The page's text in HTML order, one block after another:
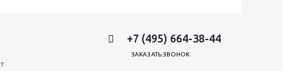
+7 (495) 664-38-44
ЗАКАЗАТЬ ЗВОНОК